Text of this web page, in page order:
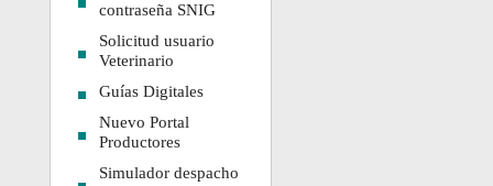
contraseña SNIG
Solicitud usuario
Veterinario
Guías Digitales
Nuevo Portal
Productores
Simulador despacho